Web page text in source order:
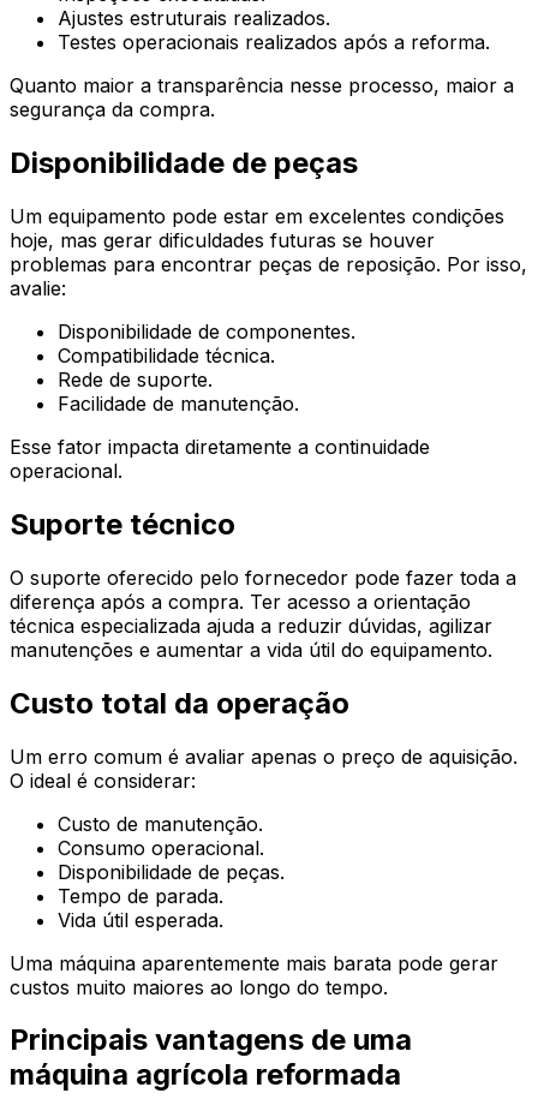
Ajustes estruturais realizados.
Testes operacionais realizados após a reforma.
Quanto maior a transparência nesse processo, maior a
segurança da compra.
Disponibilidade de peças
Um equipamento pode estar em excelentes condições
hoje, mas gerar dificuldades futuras se houver
problemas para encontrar peças de reposição. Por isso,
avalie:
Disponibilidade de componentes.
Compatibilidade técnica.
Rede de suporte.
Facilidade de manutenção.
Esse fator impacta diretamente a continuidade
operacional.
Suporte técnico
O suporte oferecido pelo fornecedor pode fazer toda a
diferença após a compra. Ter acesso a orientação
técnica especializada ajuda a reduzir dúvidas, agilizar
manutenções e aumentar a vida útil do equipamento.
Custo total da operação
Um erro comum é avaliar apenas o preço de aquisição.
O ideal é considerar:
Custo de manutenção.
Consumo operacional.
Disponibilidade de peças.
Tempo de parada.
Vida útil esperada.
Uma máquina aparentemente mais barata pode gerar
custos muito maiores ao longo do tempo.
Principais vantagens de uma
máquina agrícola reformada